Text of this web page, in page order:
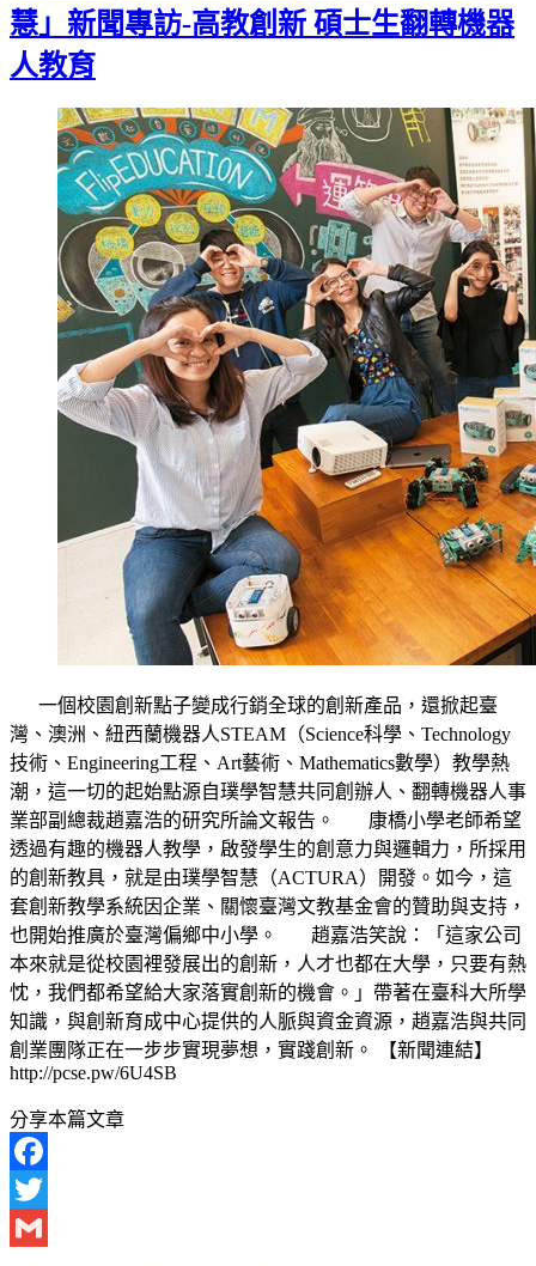
慧」新聞專訪-高教創新 碩士生翻轉機器
人教育
一個校園創新點子變成行銷全球的創新產品，還掀起臺
灣、澳洲、紐西蘭機器人STEAM（Science科學、Technology
技術、Engineering工程、Art藝術、Mathematics數學）教學熱
潮，這一切的起始點源自璞學智慧共同創辦人、翻轉機器人事
業部副總裁趙嘉浩的研究所論文報告。 康橋小學老師希望
透過有趣的機器人教學，啟發學生的創意力與邏輯力，所採用
的創新教具，就是由璞學智慧（ACTURA）開發。如今，這
套創新教學系統因企業、關懷臺灣文教基金會的贊助與支持，
也開始推廣於臺灣偏鄉中小學。 趙嘉浩笑說：「這家公司
本來就是從校園裡發展出的創新，人才也都在大學，只要有熱
忱，我們都希望給大家落實創新的機會。」帶著在臺科大所學
知識，與創新育成中心提供的人脈與資金資源，趙嘉浩與共同
創業團隊正在一步步實現夢想，實踐創新。 【新聞連結】
http://pcse.pw/6U4SB
分享本篇文章
Facebook
Twitter